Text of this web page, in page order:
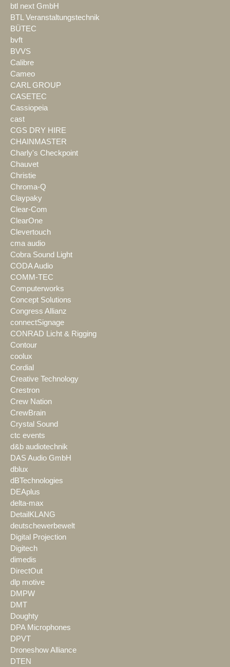
btl next GmbH
BTL Veranstaltungstechnik
BÜTEC
bvft
BVVS
Calibre
Cameo
CARL GROUP
CASETEC
Cassiopeia
cast
CGS DRY HIRE
CHAINMASTER
Charly's Checkpoint
Chauvet
Christie
Chroma-Q
Claypaky
Clear-Com
ClearOne
Clevertouch
cma audio
Cobra Sound Light
CODA Audio
COMM-TEC
Computerworks
Concept Solutions
Congress Allianz
connectSignage
CONRAD Licht & Rigging
Contour
coolux
Cordial
Creative Technology
Crestron
Crew Nation
CrewBrain
Crystal Sound
ctc events
d&b audiotechnik
DAS Audio GmbH
dblux
dBTechnologies
DEAplus
delta-max
DetailKLANG
deutschewerbewelt
Digital Projection
Digitech
dimedis
DirectOut
dlp motive
DMPW
DMT
Doughty
DPA Microphones
DPVT
Droneshow Alliance
DTEN